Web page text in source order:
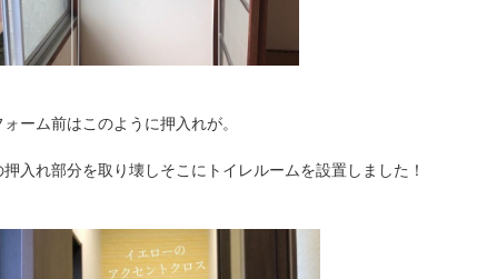
ォーム前はこのように押入れが。
押入れ部分を取り壊しそこにトイレルームを設置しました！